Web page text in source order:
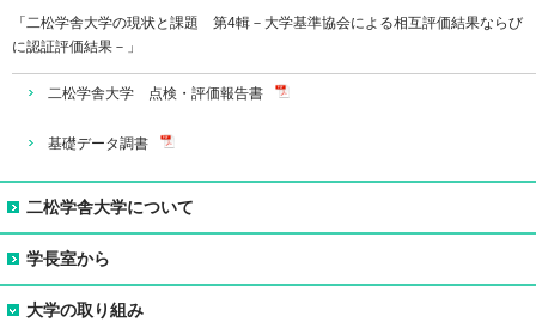
「二松学舎大学の現状と課題 第4輯－大学基準協会による相互評価結果ならび
に認証評価結果－」
二松学舎大学 点検・評価報告書
基礎データ調書
二松学舎大学について
建学の精神
大学の教育研究上の目的
学長室から
学長メッセージ
大学の取り組み